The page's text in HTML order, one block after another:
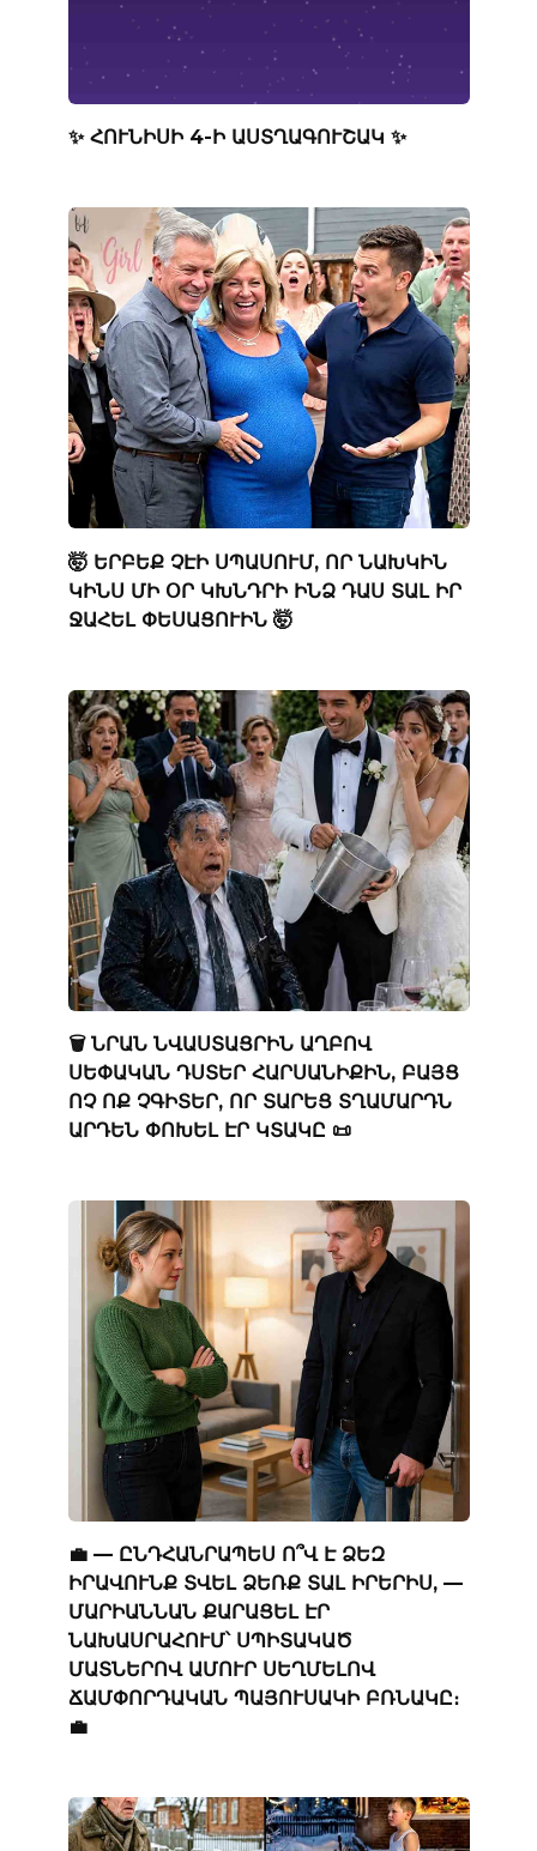
✨ ՀՈՒՆԻՍԻ 4-Ի ԱՍՏՂԱԳՈՒՇԱԿ ✨
🤯 ԵՐԲԵՔ ՉԷԻ ՍՊԱՍՈՒՄ, ՈՐ ՆԱԽԿԻՆ
ԿԻՆՍ ՄԻ ՕՐ ԿԽՆԴՐԻ ԻՆՁ ԴԱՍ ՏԱԼ ԻՐ
ՋԱՀԵԼ ՓԵՍԱՑՈՒԻՆ 🤯
🗑️ ՆՐԱՆ ՆՎԱՍՏԱՑՐԻՆ ԱՂԲՈՎ
ՍԵՓԱԿԱՆ ԴՍՏԵՐ ՀԱՐՍԱՆԻՔԻՆ, ԲԱՅՑ
ՈՉ ՈՔ ՉԳԻՏԵՐ, ՈՐ ՏԱՐԵՑ ՏՂԱՄԱՐԴՆ
ԱՐԴԵՆ ՓՈԽԵԼ ԷՐ ԿՏԱԿԸ 📜
💼 — ԸՆԴՀԱՆՐԱՊԵՍ Ո՞Վ Է ՁԵԶ
ԻՐԱՎՈՒՆՔ ՏՎԵԼ ՁԵՌՔ ՏԱԼ ԻՐԵՐԻՍ, —
ՄԱՐԻԱՆՆԱՆ ՔԱՐԱՑԵԼ ԷՐ
ՆԱԽԱՍՐԱՀՈՒՄ՝ ՍՊԻՏԱԿԱԾ
ՄԱՏՆԵՐՈՎ ԱՄՈՒՐ ՍԵՂՄԵԼՈՎ
ՃԱՄՓՈՐԴԱԿԱՆ ՊԱՅՈՒՍԱԿԻ ԲՌՆԱԿԸ։
💼